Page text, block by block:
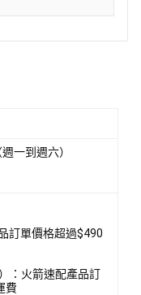
一到週六）
訂單價格超過$490
：火箭速配產品訂
費